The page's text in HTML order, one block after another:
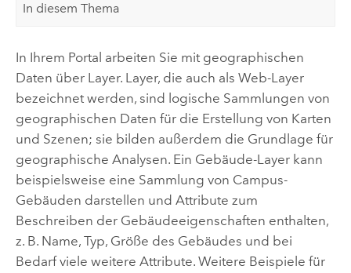
In diesem Thema
In Ihrem Portal arbeiten Sie mit geographischen
Daten über Layer. Layer, die auch als Web-Layer
bezeichnet werden, sind logische Sammlungen von
geographischen Daten für die Erstellung von Karten
und Szenen; sie bilden außerdem die Grundlage für
geographische Analysen. Ein Gebäude-Layer kann
beispielsweise eine Sammlung von Campus-
Gebäuden darstellen und Attribute zum
Beschreiben der Gebäudeeigenschaften enthalten,
z. B. Name, Typ, Größe des Gebäudes und bei
Bedarf viele weitere Attribute. Weitere Beispiele für